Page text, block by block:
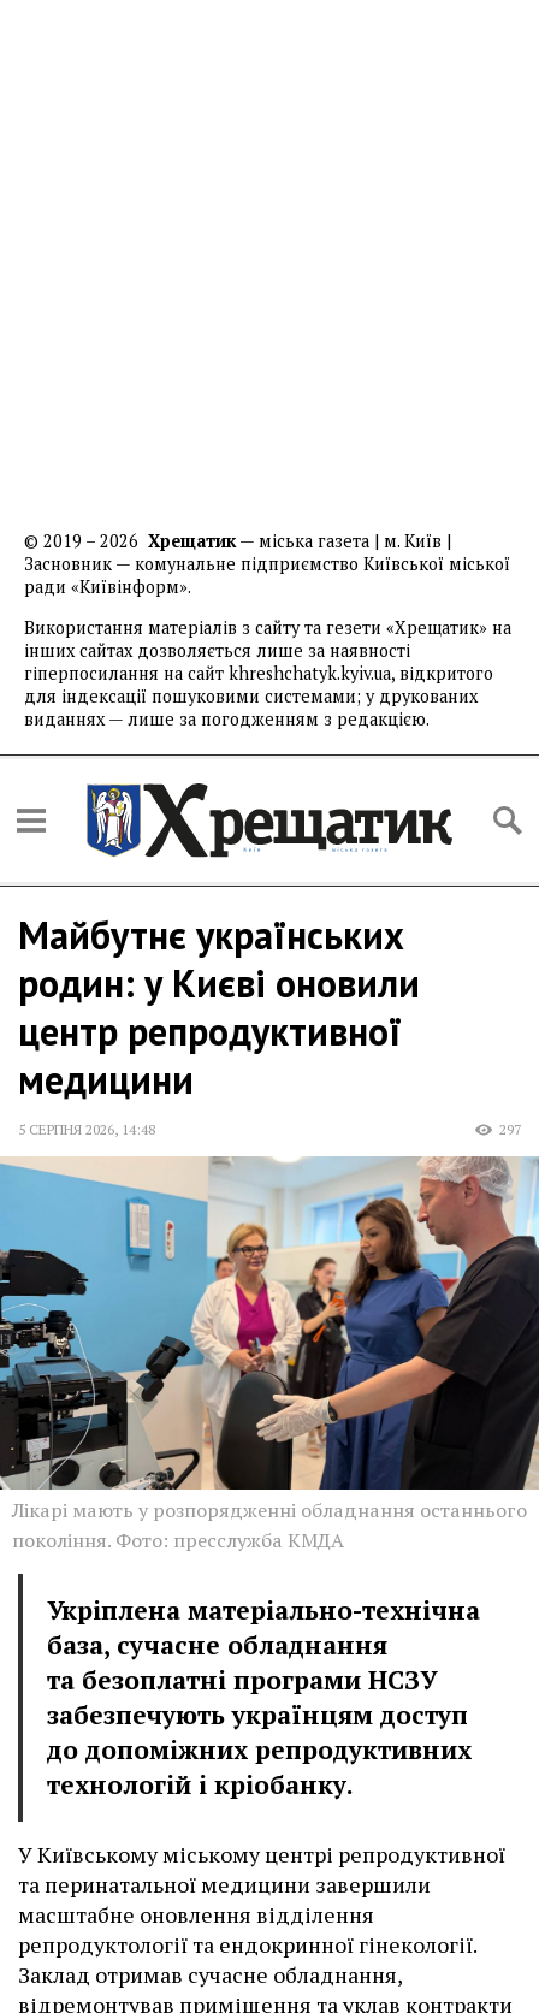
© 2019 – 2026 Хрещатик— міська газета | м. Київ |
Засновник — комунальне підприємство Київської міської
ради «Київінформ».
Використання матеріалів з сайту та гезети «Хрещатик» на
інших сайтах дозволяється лише за наявності
гіперпосилання на сайт khreshchatyk.kyiv.ua, відкритого
для індексації пошуковими системами; у друкованих
виданнях — лише за погодженням з редакцією.
Майбутнє українських
родин: у Києві оновили
центр репродуктивної
медицини
5 СЕРПНЯ 2026, 14:48 297
Лікарі мають у розпорядженні обладнання останнього
покоління. Фото: пресслужба КМДА
Укріплена матеріально-технічна
база, сучасне обладнання
та безоплатні програми НСЗУ
забезпечують українцям доступ
до допоміжних репродуктивних
технологій і кріобанку.
У Київському міському центрі репродуктивної
та перинатальної медицини завершили
масштабне оновлення відділення
репродуктології та ендокринної гінекології.
Заклад отримав сучасне обладнання,
відремонтував приміщення та уклав контракти